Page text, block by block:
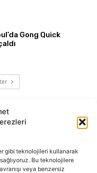
gibi teknolojileri kullanarak
Bu teknolojilere
veya benzersiz
Gong Quick